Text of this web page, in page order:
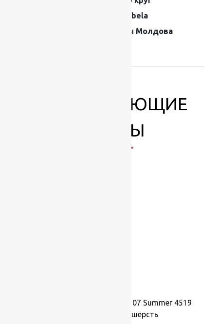
Moldabela
Ковры Молдова
СОПУТСТВУЮЩИЕ
ТОВАРЫ
Ковер шерстяной Прямой 107 Summer 4519
2,00×3,00 м, 100% шерсть